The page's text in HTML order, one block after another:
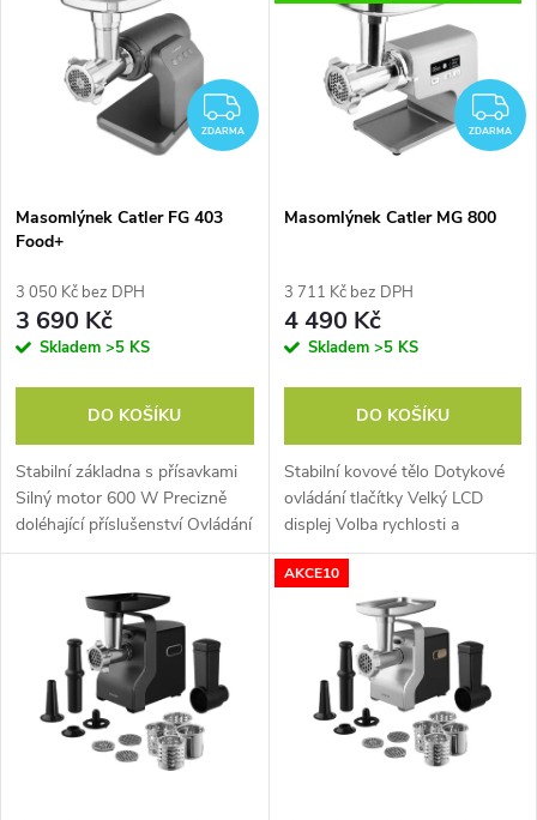
p
r
o
u
k
Nejprodávanější
Abecedně
s
p
r
o
d
u
k
ZDARMA
ZDARMA
Masomlýnek Catler FG 403
Food+
3 050 Kč bez DPH
3 690 Kč
Skladem >5 KS
DO KOŠÍKU
Stabilní základna s přísavkami
Silný motor 600 W Precizně
doléhající příslušenství Ovládání
tlačítky
ZDARMA
Masomlýnek Catler MG 800
3 711 Kč bez DPH
4 490 Kč
Skladem >5 KS
DO KOŠÍKU
Stabilní kovové tělo Dotykové
ovládání tlačítky Velký LCD
displej Volba rychlosti a
zpětného chodu
AKCE10